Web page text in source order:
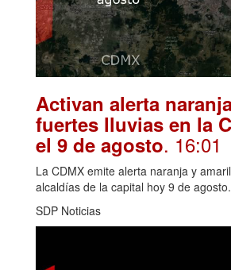
Activan alerta
fuertes lluvias en la
el 9 de agosto. 16:01
La CDMX emite alerta naranja y
alcaldías de la capital hoy 9 de agosto.
SDP Noticias